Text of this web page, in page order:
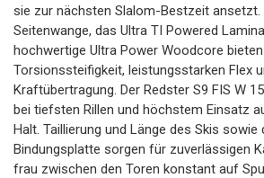
sie zur nächsten Slalom-Bestzeit ansetzt.
Seitenwange, das Ultra TI Powered
hochwertige Ultra Power Woodcore
Torsionssteifigkeit, leistungsstarken Flex
Kraftübertragung. Der Redster S9 FIS W
bei tiefsten Rillen und höchstem Einsatz
Halt. Taillierung und Länge des Skis
Bindungsplatte sorgen für zuverlässigen
frau zwischen den Toren konstant auf